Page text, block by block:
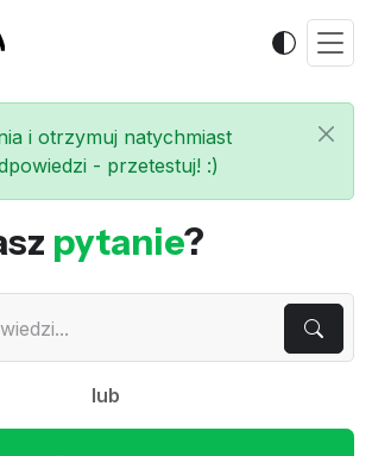
i otrzymuj natychmiast
- przetestuj! :)
pytanie?
lub